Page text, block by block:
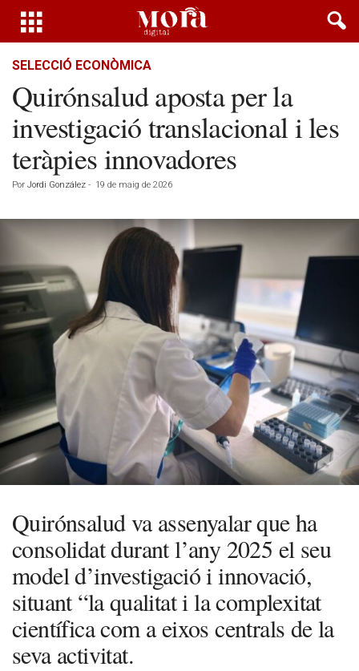
SELECCIÓ ECONÒMICA
Quirónsalud aposta per la
investigació translacional i les
teràpies innovadores
Por Jordi González - 19 de maig de 2026
Quirónsalud va assenyalar que ha
consolidat durant l’any 2025 el seu
model d’investigació i innovació,
situant “la qualitat i la complexitat
científica com a eixos centrals de la
seva activitat.